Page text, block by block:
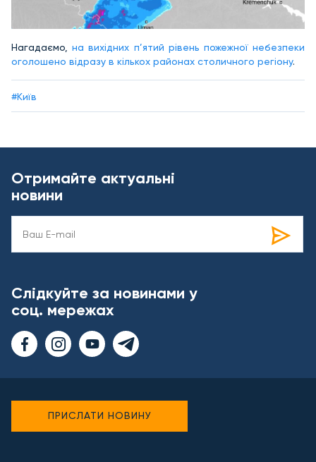
Нагадаємо,на вихідних п’ятий рівень пожежної небезпеки
оголошено відразу в кількох районах столичного регіону.
#Київ
Отримайте актуальні
новини
Слідкуйте за новинами у
соц. мережах
ПРИСЛАТИ НОВИНУ